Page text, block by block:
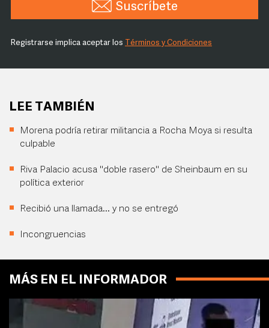
Suscríbete
Registrarse implica aceptar los Términos y Condiciones
LEE TAMBIÉN
Morena podría retirar militancia a Rocha Moya si resulta
culpable
Riva Palacio acusa "doble rasero" de Sheinbaum en su
política exterior
Recibió una llamada... y no se entregó
Incongruencias
MÁS EN EL INFORMADOR